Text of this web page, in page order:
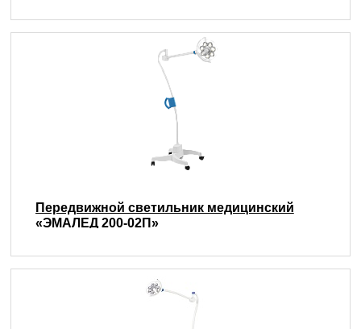
Передвижной светильник медицинский
«ЭМАЛЕД 200-02П»